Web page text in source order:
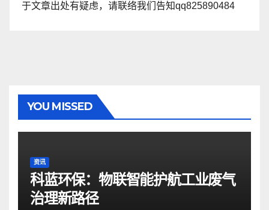
于文章出处有疑虑，请联络我们告知qq825890484
YOU MISSED
资讯
科蓝环保：物联智能护航工业废气
治理新路径